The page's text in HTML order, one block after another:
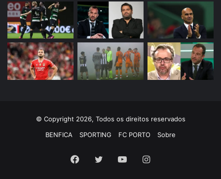
© Copyright 2026, Todos os direitos reservados
BENFICA
SPORTING FC PORTO Sobre
Facebook
TwitterYouTubeInstagram